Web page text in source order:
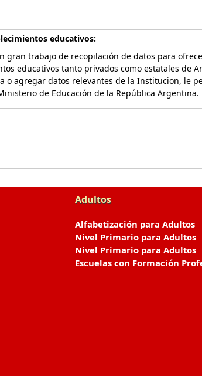
educativos:
gran trabajo de recopilación de datos para
educativos tanto privados como estatales de
agregar datos relevantes de la Institucion, le
de Educación de la República Argentina.
Adultos
Alfabetización para Adultos
Nivel Primario para Adultos
Nivel Primario para Adultos
Escuelas con Formación